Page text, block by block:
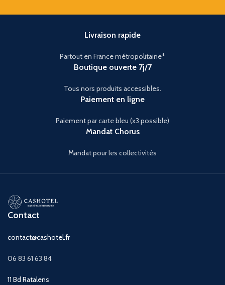
Livraison rapide
Partout en France métropolitaine*
Boutique ouverte 7j/7
Tous nors produits accessibles.
Paiement en ligne
Paiement par carte bleu (x3 possible)
Mandat Chorus
Mandat pour les collectivités
Contact
contact@cashotel.fr
06 83 61 63 84
11 Bd Ratalens